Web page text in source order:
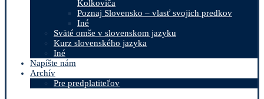
Kolkoviča
Poznaj Slovensko – vlasť svojich predkov
Iné
Sväté omše v slovenskom jazyku
Kurz slovenského jazyka
Iné
Napíšte nám
Archív
Pre predplatiteľov